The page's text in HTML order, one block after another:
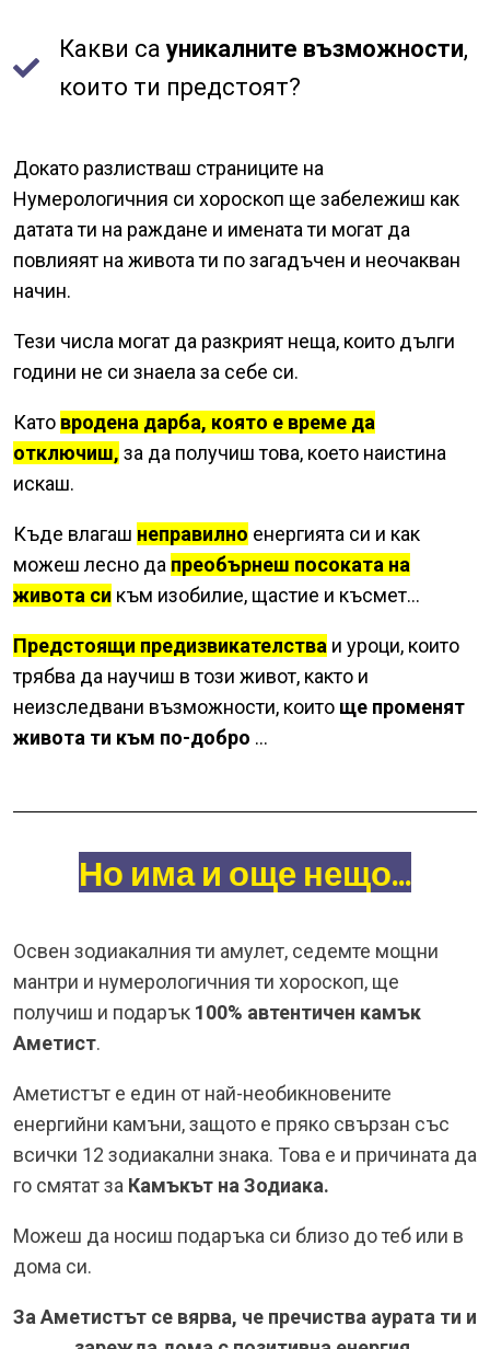
Какви сауникалните възможности,
които ти предстоят?
Докато разлистваш страниците на
Нумерологичния си хороскоп ще забележиш как
датата ти на раждане и имената ти могат да
повлияят на живота ти по загадъчен и неочакван
начин.
Тези числа могат да разкрият неща, които дълги
години не си знаела за себе си.
Като вродена дарба, която е време да
отключиш, за да получиш това, което наистина
искаш.
Къде влагаш неправилно енергията си и как
можеш лесно да преобърнеш посоката на
живота си към изобилие, щастие и късмет…
Предстоящи предизвикателства и уроци, които
трябва да научиш в този живот, както и
неизследвани възможности, които ще променят
живота ти към по-добро …
Но има и още нещо...
Освен зодиакалния ти амулет, седемте мощни
мантри и нумерологичния ти хороскоп, ще
получиш и подарък 100% автентичен камък
Аметист.
Аметистът е един от най-необикновените
енергийни камъни, защото е пряко свързан със
всички 12 зодиакални знака. Това е и причината да
го смятат за Камъкът на Зодиака.
Можеш да носиш подаръка си близо до теб или в
дома си.
За Аметистът се вярва, че пречиства аурата ти и